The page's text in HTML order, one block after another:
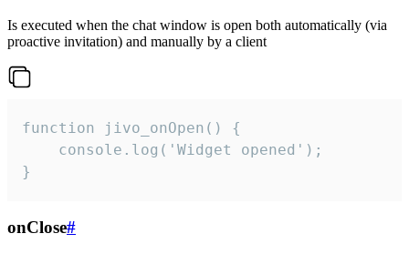
Is executed when the chat window is open both automatically (via
proactive invitation) and manually by a client
function jivo_onOpen() {
    console.log('Widget opened');
}
onClose#